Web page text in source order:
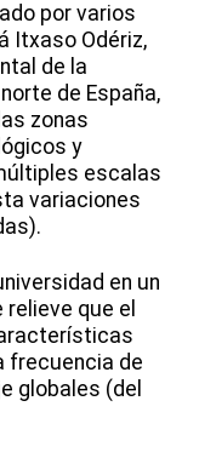
por varios
Itxaso Odériz,
de la
de España,
zonas
y
escalas
variaciones
en un
que el
frecuencia de
globales (del